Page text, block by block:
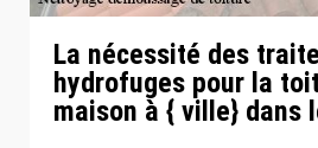
La nécessité des
hydrofuges pour la
maison à { ville} dans